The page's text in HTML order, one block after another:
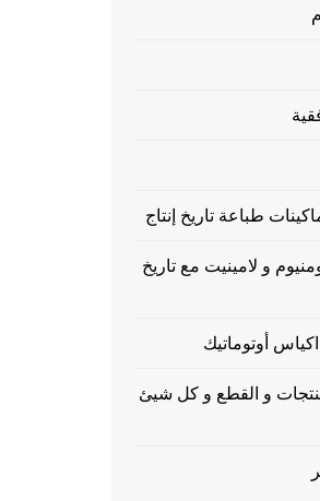
طباعة تاريخ إنتاج
و لامينيت مع تاريخ
أوتوماتيك
و القطع و كل شيئ